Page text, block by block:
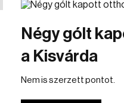
Négy gólt
a Kisvárda
Nem is szerzett pontot.